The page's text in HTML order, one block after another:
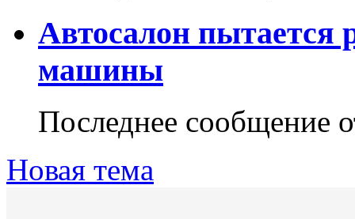
Автосалон пытается
машины
Последнее сообщение
Новая тема